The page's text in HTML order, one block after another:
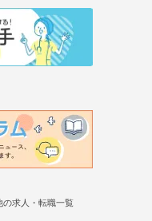
の求人・転職一覧